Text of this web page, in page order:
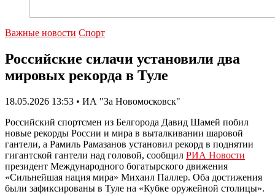
Важные новости Спорт
Российские силачи установили два
мировых рекорда в Туле
18.05.2026 13:53 • ИА "За Новомосковск"
Российский спортсмен из Белгорода Давид Шамей побил
новые рекорды России и мира в выталкивании шаровой
гантели, а Рамиль Рамазанов установил рекорд в поднятии
гигантской гантели над головой, сообщил РИА Новости
президент Международного богатырского движения
«Сильнейшая нация мира» Михаил Паллер. Оба достижения
были зафиксированы в Туле на «Кубке оружейной столицы».